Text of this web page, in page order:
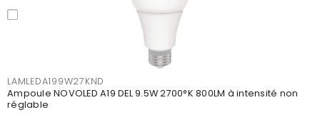
LAMLEDA199W27KND
Ampoule NOVOLED A19 DEL 9.5W 2700°K 800LM à intensité non
réglable